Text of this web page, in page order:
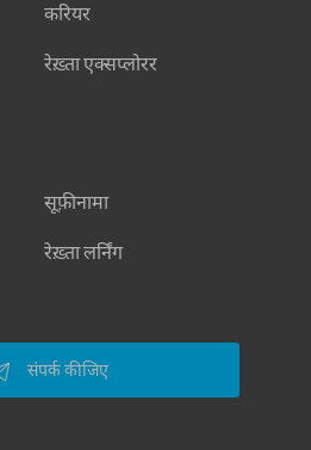
करियर
रेख़्ता एक्सप्लोरर
सूफ़ीनामा
रेख़्ता लर्निंग
संपर्क कीजिए